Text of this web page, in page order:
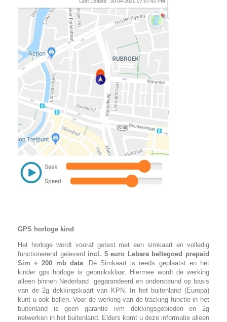
GPS horloge kind
Het horloge wordt vooraf getest met een simkaart en volledig
functionerend geleverd incl. 5 euro Lebara beltegoed prepaid
Sim + 200 mb data. De Simkaart is reeds geplaatst en het
kinder gps horloge is gebruiksklaar. Hiermee wordt de werking
alleen binnen Nederland gegarandeerd en ondersteund op basis
van de 2g dekkingskaart van KPN. In het buitenland (Europa)
kunt u ook bellen. Voor de werking van de tracking functie in het
buitenland is geen garantie ivm dekkingsgebieden en 2g
netwerken in het buitenland. Elders komt u deze informatie alleen